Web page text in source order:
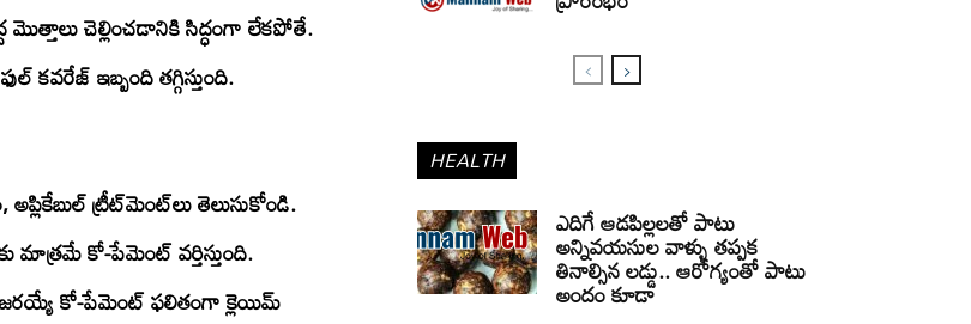
చెల్లించడానికి సిద్ధంగా లేకపోతే.
ఇబ్బంది తగ్గిస్తుంది.
ట్రీట్‌మెంట్‌లు తెలుసుకోండి.
మాత్రమే కో-పేమెంట్ వర్తిస్తుంది.
కో-పేమెంట్ ఫలితంగా క్లెయిమ్
HEALTH
ఎదిగే ఆడపిల్లలతో పాటు
అన్నివయసుల వాళ్ళు తప్పక
తినాల్సిన లడ్డు.. ఆరోగ్యంతో పాటు
అందం కూడా